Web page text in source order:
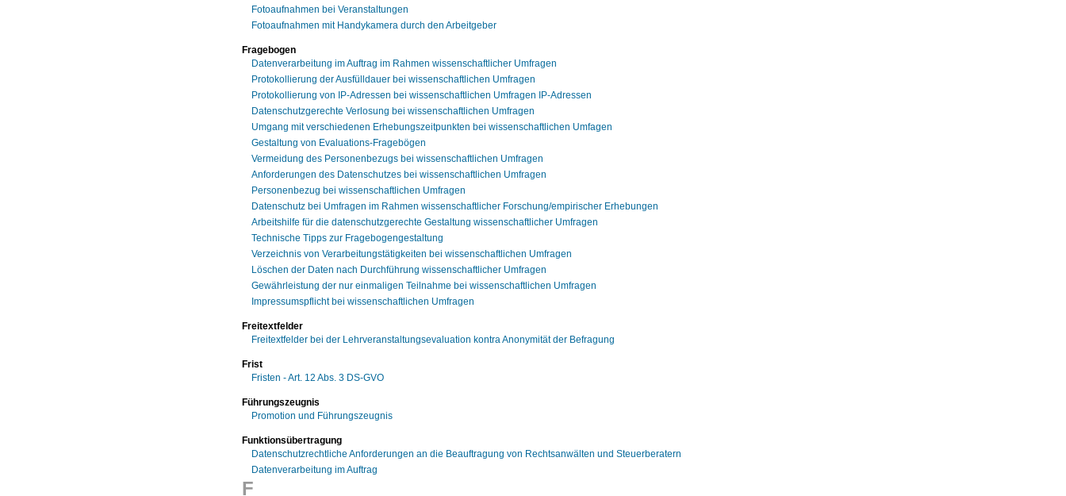
Fotoaufnahmen bei Veranstaltungen
Fotoaufnahmen mit Handykamera durch den Arbeitgeber
Fragebogen
Datenverarbeitung im Auftrag im Rahmen wissenschaftlicher Umfragen
Protokollierung der Ausfülldauer bei wissenschaftlichen Umfragen
Protokollierung von IP-Adressen bei wissenschaftlichen Umfragen IP-Adressen
Datenschutzgerechte Verlosung bei wissenschaftlichen Umfragen
Umgang mit verschiedenen Erhebungszeitpunkten bei wissenschaftlichen Umfagen
Gestaltung von Evaluations-Fragebögen
Vermeidung des Personenbezugs bei wissenschaftlichen Umfragen
Anforderungen des Datenschutzes bei wissenschaftlichen Umfragen
Personenbezug bei wissenschaftlichen Umfragen
Datenschutz bei Umfragen im Rahmen wissenschaftlicher Forschung/empirischer Erhebungen
Arbeitshilfe für die datenschutzgerechte Gestaltung wissenschaftlicher Umfragen
Technische Tipps zur Fragebogengestaltung
Verzeichnis von Verarbeitungstätigkeiten bei wissenschaftlichen Umfragen
Löschen der Daten nach Durchführung wissenschaftlicher Umfragen
Gewährleistung der nur einmaligen Teilnahme bei wissenschaftlichen Umfragen
Impressumspflicht bei wissenschaftlichen Umfragen
Freitextfelder
Freitextfelder bei der Lehrveranstaltungsevaluation kontra Anonymität der Befragung
Frist
Fristen - Art. 12 Abs. 3 DS-GVO
Führungszeugnis
Promotion und Führungszeugnis
Funktionsübertragung
Datenschutzrechtliche Anforderungen an die Beauftragung von Rechtsanwälten und Steuerberatern
Datenverarbeitung im Auftrag
F